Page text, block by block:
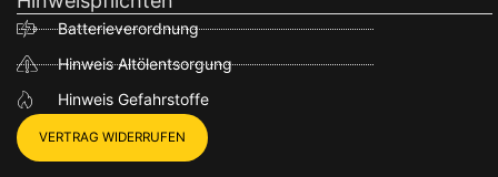
Batterieverordnung
Hinweis Altölentsorgung
Hinweis Gefahrstoffe
VERTRAG WIDERRUFEN